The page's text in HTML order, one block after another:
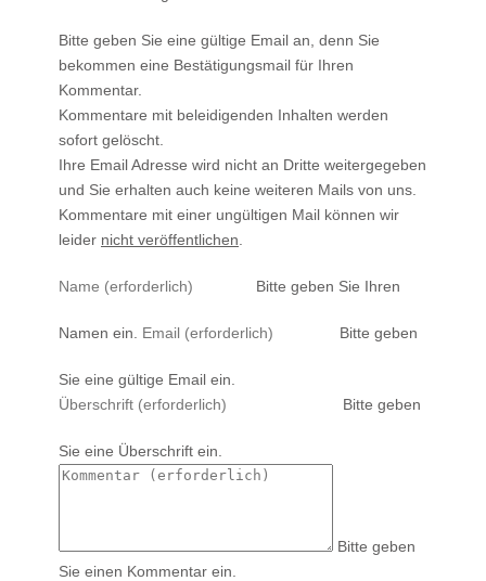
Bitte geben Sie eine gültige Email an, denn Sie
bekommen eine Bestätigungsmail für Ihren
Kommentar.
Kommentare mit beleidigenden Inhalten werden
sofort gelöscht.
Ihre Email Adresse wird nicht an Dritte weitergegeben
und Sie erhalten auch keine weiteren Mails von uns.
Kommentare mit einer ungültigen Mail können wir
leider nicht veröffentlichen
Bitte geben Sie Ihren
Namen ein. Bitte geben
Sie eine gültige Email ein.
Bitte geben
Sie eine Überschrift ein.
Bitte geben
Sie einen Kommentar ein.